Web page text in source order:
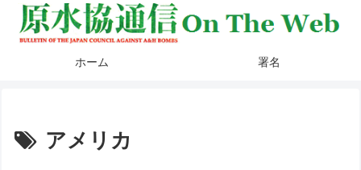
ホーム 署名
アメリカ